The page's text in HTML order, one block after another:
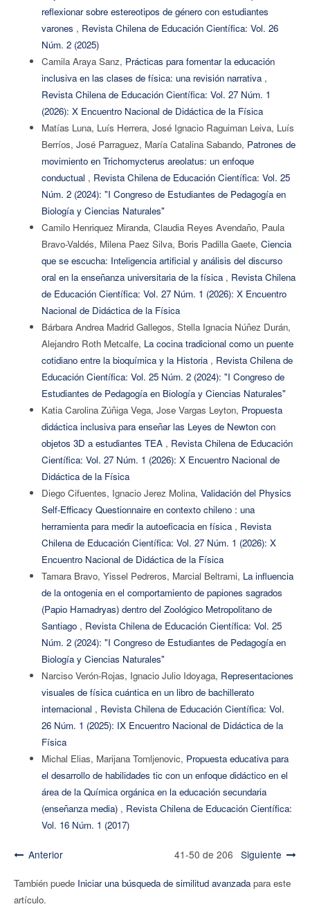
reflexionar sobre estereotipos de género con estudiantes
varones , Revista Chilena de Educación Científica: Vol. 26
Núm. 2 (2025)
Camila Araya Sanz, Prácticas para fomentar la educación
inclusiva en las clases de física: una revisión narrativa ,
Revista Chilena de Educación Científica: Vol. 27 Núm. 1
(2026): X Encuentro Nacional de Didáctica de la Física
Matías Luna, Luís Herrera, José Ignacio Raguiman Leiva, Luís
Berríos, José Parraguez, María Catalina Sabando, Patrones de
movimiento en Trichomycterus areolatus: un enfoque
conductual , Revista Chilena de Educación Científica: Vol. 25
Núm. 2 (2024): "I Congreso de Estudiantes de Pedagogía en
Biología y Ciencias Naturales"
Camilo Henriquez Miranda, Claudia Reyes Avendaño, Paula
Bravo-Valdés, Milena Paez Silva, Boris Padilla Gaete, Ciencia
que se escucha: Inteligencia artificial y análisis del discurso
oral en la enseñanza universitaria de la física , Revista Chilena
de Educación Científica: Vol. 27 Núm. 1 (2026): X Encuentro
Nacional de Didáctica de la Física
Bárbara Andrea Madrid Gallegos, Stella Ignacia Núñez Durán,
Alejandro Roth Metcalfe, La cocina tradicional como un puente
cotidiano entre la bioquímica y la Historia , Revista Chilena de
Educación Científica: Vol. 25 Núm. 2 (2024): "I Congreso de
Estudiantes de Pedagogía en Biología y Ciencias Naturales"
Katia Carolina Zúñiga Vega, Jose Vargas Leyton, Propuesta
didáctica inclusiva para enseñar las Leyes de Newton con
objetos 3D a estudiantes TEA , Revista Chilena de Educación
Científica: Vol. 27 Núm. 1 (2026): X Encuentro Nacional de
Didáctica de la Física
Diego Cifuentes, Ignacio Jerez Molina, Validación del Physics
Self-Efficacy Questionnaire en contexto chileno : una
herramienta para medir la autoeficacia en física , Revista
Chilena de Educación Científica: Vol. 27 Núm. 1 (2026): X
Encuentro Nacional de Didáctica de la Física
Tamara Bravo, Yissel Pedreros, Marcial Beltrami, La influencia
de la ontogenia en el comportamiento de papiones sagrados
(Papio Hamadryas) dentro del Zoológico Metropolitano de
Santiago , Revista Chilena de Educación Científica: Vol. 25
Núm. 2 (2024): "I Congreso de Estudiantes de Pedagogía en
Biología y Ciencias Naturales"
Narciso Verón-Rojas, Ignacio Julio Idoyaga, Representaciones
visuales de física cuántica en un libro de bachillerato
internacional , Revista Chilena de Educación Científica: Vol.
26 Núm. 1 (2025): IX Encuentro Nacional de Didáctica de la
Física
Michal Elias, Marijana Tomljenovic, Propuesta educativa para
el desarrollo de habilidades tic con un enfoque didáctico en el
área de la Química orgánica en la educación secundaria
(enseñanza media) , Revista Chilena de Educación Científica:
Vol. 16 Núm. 1 (2017)
Anterior 41-50 de 206 Siguiente
También puede Iniciar una búsqueda de similitud avanzadapara este
artículo.